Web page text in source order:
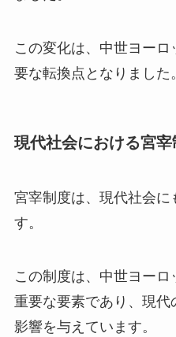
この変化は、中世ヨー
要な転換点となりました。
現代社会における宮
宮宰制度は、現代社会に
す。
この制度は、中世ヨー
重要な要素であり、現代
影響を与えています。